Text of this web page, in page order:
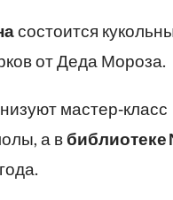
состоится
от Деда Мороза.
мастер‑класс
а в библиотеке